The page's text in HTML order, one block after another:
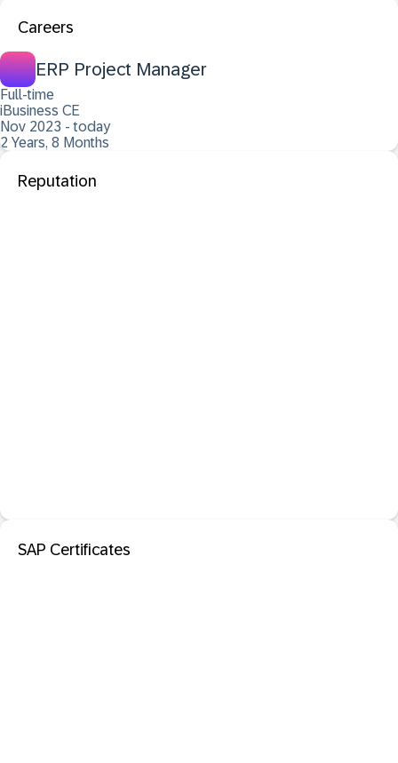
Careers
ERP Project Manager
Full-time
iBusiness CE
Nov 2023 - today
2 Years, 8 Months
Reputation
SAP Certificates